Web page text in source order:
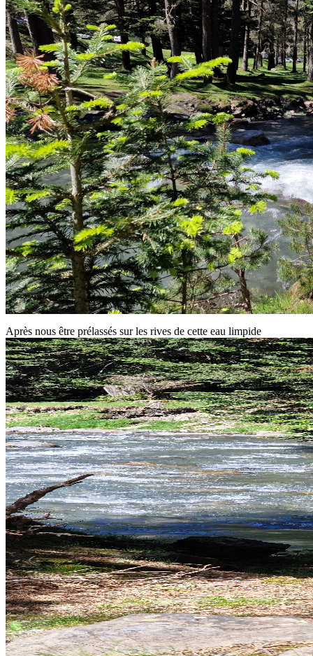
Après nous être prélassés sur les rives de cette eau limpide